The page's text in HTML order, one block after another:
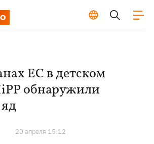
ЕС в детском
обнаружили
20 апреля 15:12